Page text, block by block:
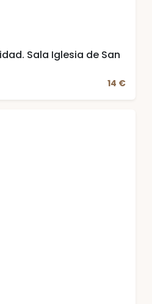
Sala Iglesia de San
14 €